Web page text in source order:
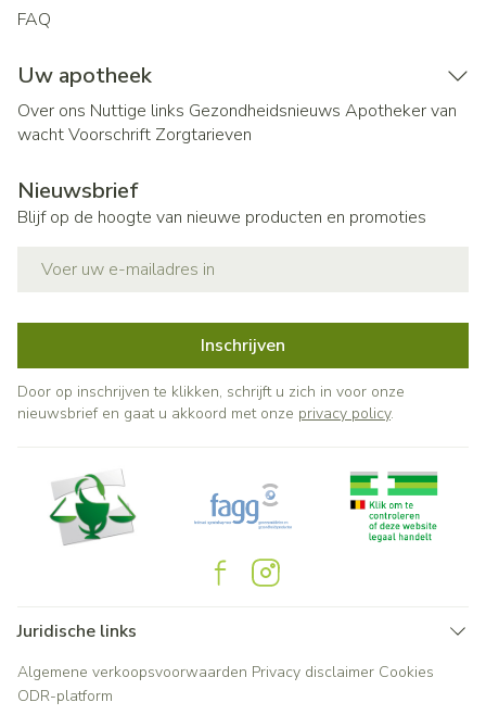
FAQ
Uw apotheek
Over ons Nuttige links Gezondheidsnieuws Apotheker van
wachtVoorschrift Zorgtarieven
Nieuwsbrief
Blijf op de hoogte van nieuwe producten en promoties
Inschrijven
Door op inschrijven te klikken, schrijft u zich in voor onze
nieuwsbrief en gaat u akkoord met onze privacy policy.
Juridische links
Algemene verkoopsvoorwaarden Privacy disclaimer Cookies
ODR-platform